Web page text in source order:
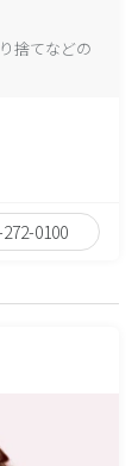
捨てなどの
0100